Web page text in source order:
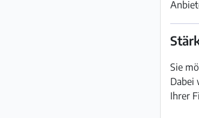
Sie
Dabei
Ihrer